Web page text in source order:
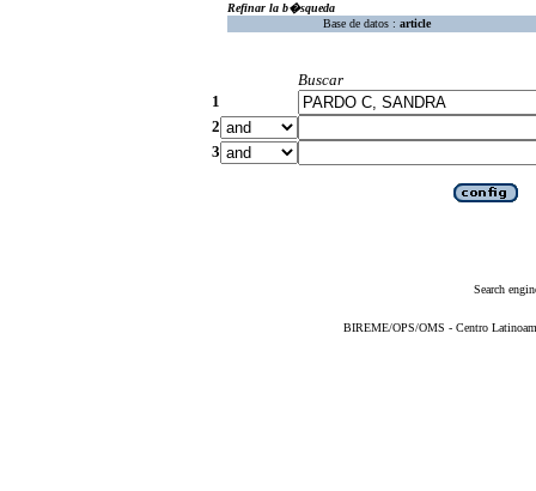
Refinar la b�squeda
Base de datos : article
Buscar
1
2
3
Search
BIREME/OPS/OMS - Centro